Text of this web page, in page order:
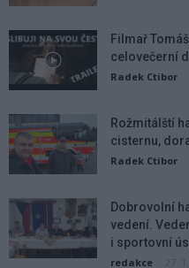
Filmař
celovečerní
Radek Ctibor
Rožmitálští
cisternu,
Radek Ctibor
Dobrovolní
vedení.
i sportovní
redakce